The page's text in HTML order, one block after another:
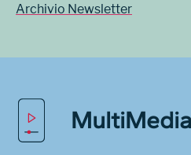
Archivio Newsletter
MultiMedia